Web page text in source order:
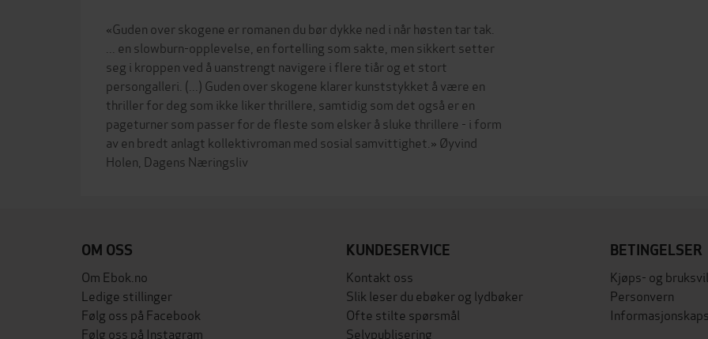
«Guden over skogene er romanen du bør dykke ned i når høsten tar tak.
... en slowburn-opplevelse, en fortelling som sakte, men sikkert setter
seg i kroppen ved å uanstrengt navigere i flere tiår og et stort
persongalleri. (...) Guden over skogene klarer kunststykket å være en
thriller for deg som ikke liker thrillere, samtidig som det også er en
pageturner som passer for de fleste som elsker å sluke thrillere - i form
av en bredt anlagt kollektivroman med sosial samvittighet.» Øyvind
OM OSS
Om Ebok.no
Ledige stillinger
Følg oss på Facebook
Følg oss på Instagram
KUNDESERVICE
Kontakt oss
Slik leser du ebøker og lydbøker
Ofte stilte spørsmål
Selvpublisering
BETINGELSER
Kjøps- og
Personvern